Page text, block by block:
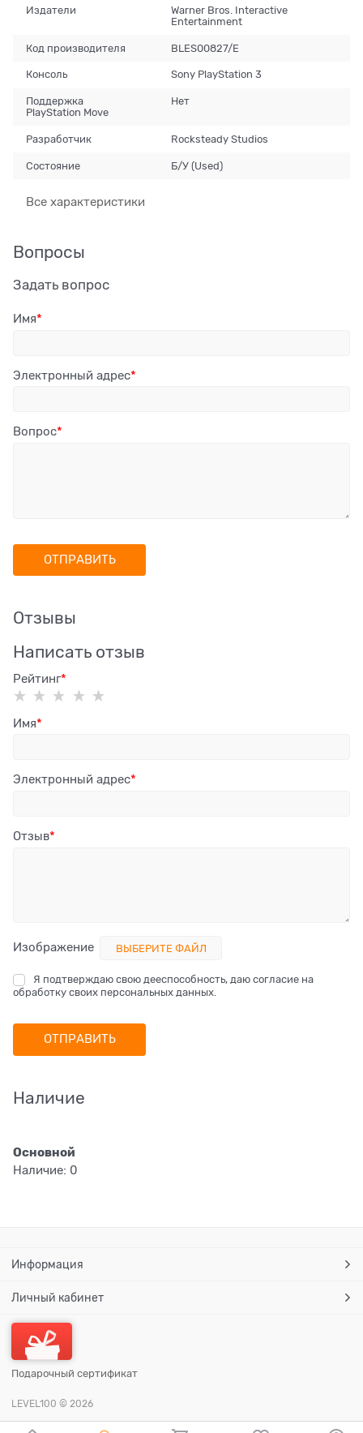
Издатели
Warner Bros. Interactive
Entertainment
Код производителя BLES00827/E
Консоль Sony PlayStation 3
Поддержка
PlayStation Move
Нет
Разработчик Rocksteady Studios
Состояние Б/У (Used)
Все характеристики
Вопросы
Задать вопрос
Имя
Электронный адрес
Вопрос
Отзывы
Написать отзыв
Рейтинг
Имя
Электронный адрес
Отзыв
Изображение ВЫБЕРИТЕ ФАЙЛ
Я подтверждаю свою дееспособность, даю согласие на
обработку своих персональных данных.
Наличие
Основной
Наличие: 0
Информация
Личный кабинет
Подарочный сертификат
LEVEL100 © 2026